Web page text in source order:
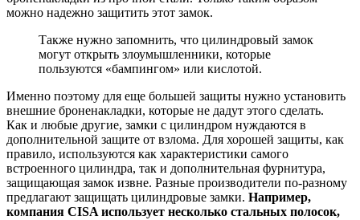
можно надежно защитить этот замок.
Также нужно запомнить, что цилиндровый замок
могут открыть злоумышленники, которые
пользуются «бампингом» или кислотой.
Именно поэтому для еще большей защиты нужно установить
внешние броненакладки, которые не дадут этого сделать.
Как и любые другие, замки с цилиндром нуждаются в
дополнительной защите от взлома. Для хорошей защиты, как
правило, используются как характеристики самого
встроенного цилиндра, так и дополнительная фурнитура,
защищающая замок извне. Разные производители по-разному
предлагают защищать цилиндровые замки. Например,
компания CISA использует несколько стальных полосок,